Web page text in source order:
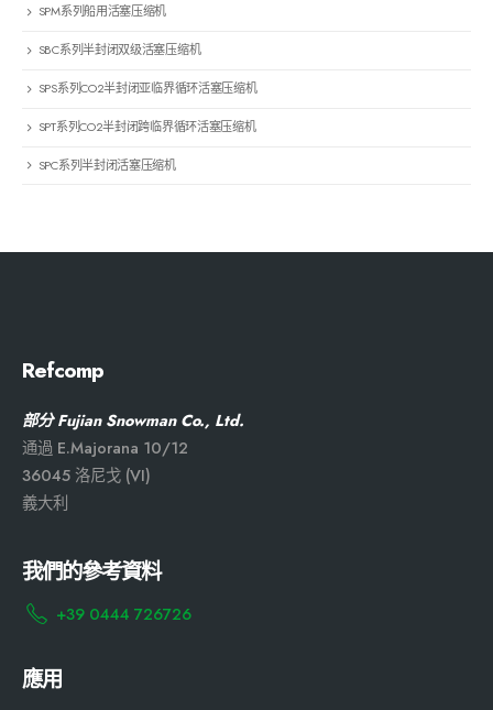
SPM系列船用活塞压缩机
SBC系列半封闭双级活塞压缩机
SPS系列CO2半封闭亚临界循环活塞压缩机
SPT系列CO2半封闭跨临界循环活塞压缩机
SPC系列半封闭活塞压缩机
Refcomp
部分 Fujian Snowman Co., Ltd.
通過 E.Majorana 10/12
36045 洛尼戈 (VI)
義大利
我們的參考資料
+39 0444 726726
應用